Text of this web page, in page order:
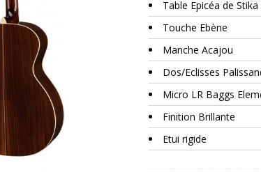
Table Epicéa de
Touche Ebène
Manche Acajou
Dos/Eclisses
Micro LR Baggs
Finition Brillante
Etui rigide